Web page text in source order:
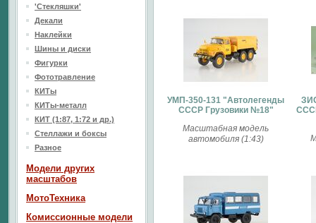
УМП-350-131 "Автолегенды
СССР Грузовики №18"
Масштабная модель
автомобиля (1:43)
'Стекляшки'
Декали
Наклейки
Шины и диски
Фигурки
Фототравление
КИТы
КИТы-металл
КИТ (1:87, 1:72 и др.)
Стеллажи и боксы
Разное
Модели других
масштабов
МотоТехника
Комиссионные модели